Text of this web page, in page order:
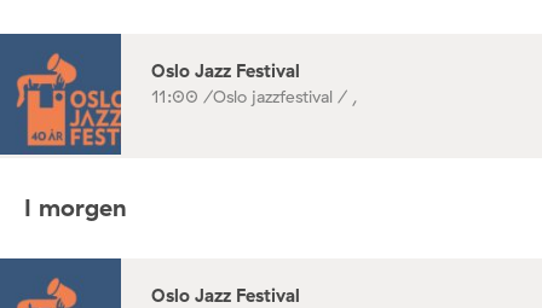
Oslo Jazz Festival
11:00 /Oslo jazzfestival / ,
I morgen
Oslo Jazz Festival